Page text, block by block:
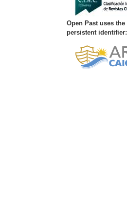
Open Past uses the
persistent identifier: